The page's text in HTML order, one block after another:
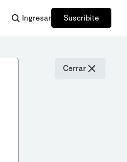
Ingresar Suscribite
Cerrar